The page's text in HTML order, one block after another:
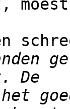
het